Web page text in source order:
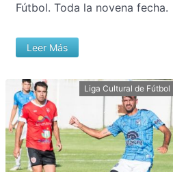
Fútbol. Toda la novena fecha.
Leer Más
Liga Cultural de Fútbol